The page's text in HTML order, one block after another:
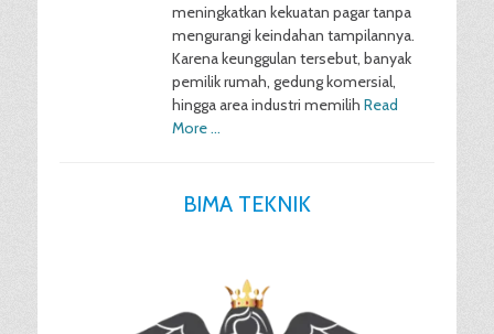
meningkatkan kekuatan pagar tanpa
mengurangi keindahan tampilannya.
Karena keunggulan tersebut, banyak
pemilik rumah, gedung komersial,
hingga area industri memilih Read
More …
BIMA TEKNIK